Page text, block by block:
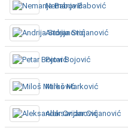
Nemanja Babović
Andrija Stojanović
Petar Bojović
Miloš Marković
Aleksandar Cvijanović